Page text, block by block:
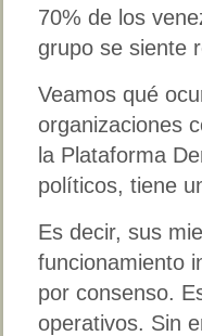
70% de los
grupo se siente
Veamos qué
organizaciones
la Plataforma
políticos, tiene
Es decir, sus
funcionamiento
por consenso.
operativos. Sin